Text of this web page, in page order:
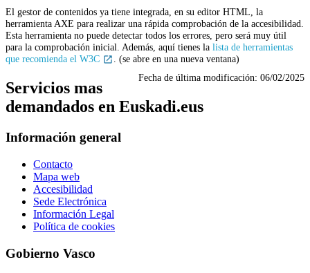
El gestor de contenidos ya tiene integrada, en su editor HTML, la
herramienta AXE para realizar una rápida comprobación de la accesibilidad.
Esta herramienta no puede detectar todos los errores, pero será muy útil
para la comprobación inicial. Además, aquí tienes la lista de herramientas
que recomienda el W3C
. (se abre en una nueva ventana)
Fecha de última modificación: 06/02/2025
Servicios mas
demandados en Euskadi.eus
Información general
Contacto
Mapa web
Accesibilidad
Sede Electrónica
Información Legal
Política de cookies
Gobierno Vasco